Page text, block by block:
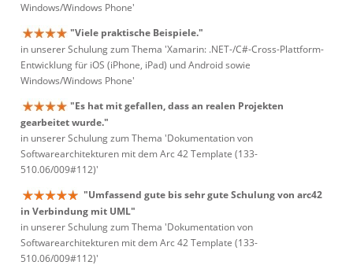
Windows/Windows Phone'
"Viele praktische Beispiele."
in unserer Schulung zum Thema 'Xamarin: .NET-/C#-Cross-Plattform-
Entwicklung für iOS (iPhone, iPad) und Android sowie
Windows/Windows Phone'
"Es hat mit gefallen, dass an realen Projekten
gearbeitet wurde."
in unserer Schulung zum Thema 'Dokumentation von
Softwarearchitekturen mit dem Arc 42 Template (133-
510.06/009#112)'
"Umfassend gute bis sehr gute Schulung von arc42
in Verbindung mit UML"
in unserer Schulung zum Thema 'Dokumentation von
Softwarearchitekturen mit dem Arc 42 Template (133-
510.06/009#112)'